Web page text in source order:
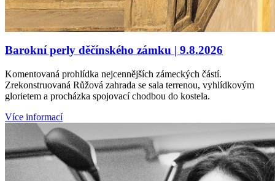
Barokní perly děčínského zámku | 9.8.2026
Komentovaná prohlídka nejcennějších zámeckých částí.
Zrekonstruovaná Růžová zahrada se sala terrenou, vyhlídkovým
glorietem a procházka spojovací chodbou do kostela.
Více informací